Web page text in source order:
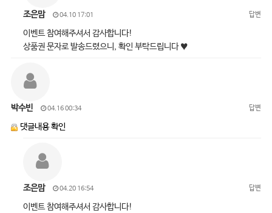
조은맘 04.10 17:01 답변
이벤트 참여해주셔서 감사합니다!
상품권 문자로 발송드렸으니, 확인 부탁드립니다 ♥
박수빈 04.16 00:34 답변
댓글내용 확인
조은맘 04.20 16:54 답변
이벤트 참여해주셔서 감사합니다!